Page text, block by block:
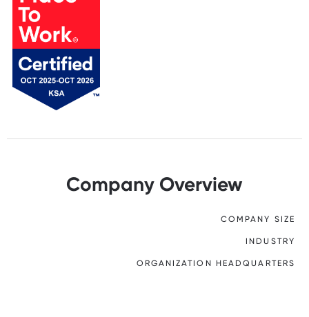
Company Overview
COMPANY SIZE
INDUSTRY
ORGANIZATION HEADQUARTERS